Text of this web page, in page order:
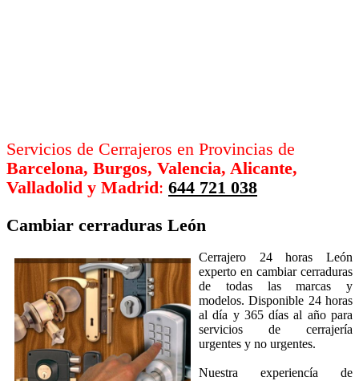
Servicios de Cerrajeros en Provincias de
Barcelona, Burgos, Valencia, Alicante,
Valladolid y Madrid: 644 721 038
Cambiar cerraduras León
Cerrajero 24 horas León
experto en cambiar cerraduras
de todas las marcas y
modelos. Disponible 24 horas
al día y 365 días al año para
servicios de cerrajería
urgentes y no urgentes.
Nuestra experiencía de